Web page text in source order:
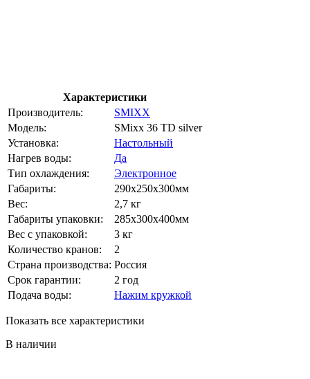
Характеристики
Производитель:
SMIXX
Модель:
SMixx 36 TD silver
Установка:
Настольный
Нагрев воды:
Да
Тип охлаждения:
Электронное
Габариты:
290x250x300мм
Вес:
2,7 кг
Габариты упаковки:
285х300х400мм
Вес с упаковкой:
3 кг
Количество кранов:
2
Страна производства: Россия
Срок гарантии:
2 год
Подача воды:
Нажим кружкой
Показать все характеристики
В наличии